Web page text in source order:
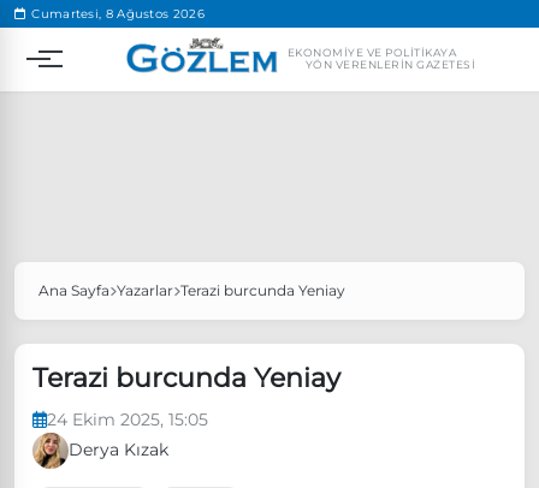
Cumartesi, 8 Ağustos 2026
EKONOMIYE VE POLITIKAYA
YÖN VERENLERIN GAZETESI
Popüler Aramalar
Özgür Özel, Ekrem İmamoğlu’nu ziyaret edecek
Ünlü çift bir etkinliğe daha katılmama kararı aldı
Boykot
Ana Sayfa Yazarlar Terazi burcunda Yeniay
Terazi burcunda Yeniay
24 Ekim 2025, 15:05
Derya Kızak